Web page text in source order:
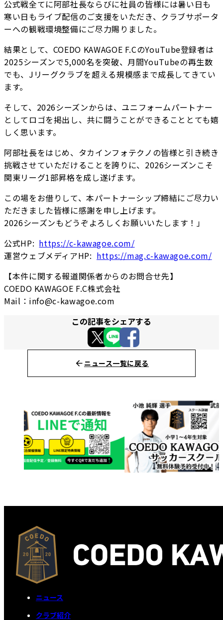
公式戦全てに阿部社長ならびに社員の皆様には暑い日も
寒い日もライブ配信のご支援をいただき、クラブサポータ
ーへの観戦環境整備にご尽力賜りました。
結果として、COEDO KAWAGOE F.CのYouTube登録者は
2025シーズンで5,000名を突破、月間YouTubeの再生数
でも、Jリーグクラブを超える規模感まで成長してきてい
ます。
そして、2026シーズンからは、ユニフォームパートナー
としてロゴを掲出し、共に闘うことができることとても嬉
しく思います。
阿部社長をはじめ、タカインフォテクノの皆様と引き続き
挑戦させていただけることを誇りに、2026シーズンこそ
関東リーグ1部昇格を成し遂げます。
この場をお借りして、本パートナーシップ締結にご尽力い
ただきました皆様に感謝を申し上げます。
2026シーズンもどうぞよろしくお願いいたします！」
公式HP: https://c-kawagoe.com/
運営ウェブメディアHP: https://mag.c-kawagoe.com/
【本件に関する報道関係者からのお問合せ先】
COEDO KAWAGOE F.C株式会社
Mail：info@c-kawagoe.com
この記事をシェアする
ニュース一覧に戻る
ニュース
クラブ紹介